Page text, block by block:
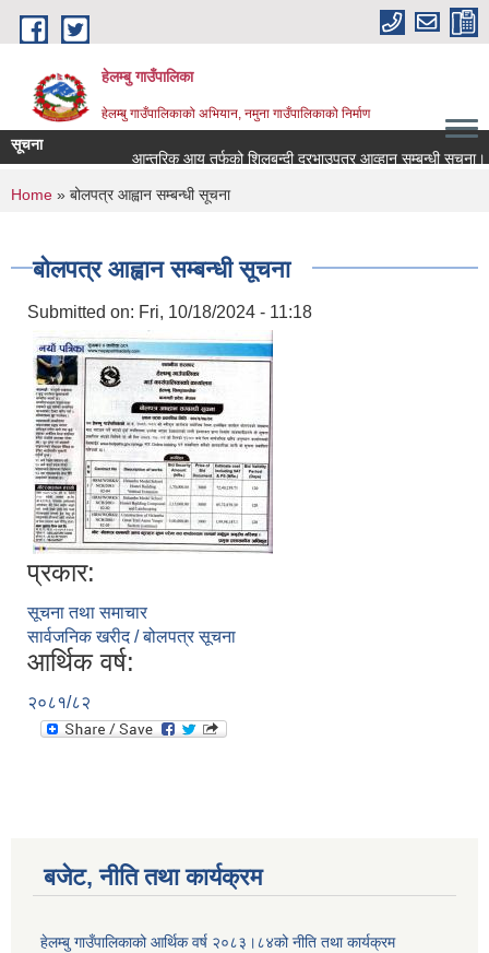
Skip to main content
हेलम्बु गाउँपालिका
हेलम्बु गाउँपालिकाको अभियान, नमुना गाउँपालिकाको निर्माण
सूचना
आन्तरिक आय तर्फको शिलबन्दी दरभाउपत्र आव्हान सम्बन्धी सूचना।
You are here
Home » बोलपत्र आह्वान सम्बन्धी सूचना
बोलपत्र आह्वान सम्बन्धी सूचना
Submitted on: Fri, 10/18/2024 - 11:18
प्रकार:
सूचना तथा समाचार
सार्वजनिक खरीद / बोलपत्र सूचना
आर्थिक वर्ष:
२०८१/८२
बजेट, नीति तथा कार्यक्रम
हेलम्बु गाउँपालिकाको आर्थिक वर्ष २०८३।८४को नीति तथा कार्यक्रम